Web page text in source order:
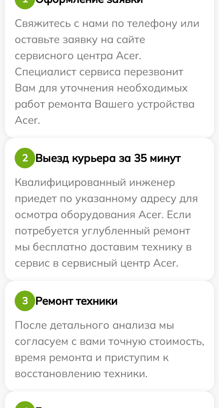
Свяжитесь с нами по телефону или
оставьте заявку на сайте
сервисного центра Acer.
Специалист сервиса перезвонит
Вам для уточнения необходимых
работ ремонта Вашего устройства
Acer.
2
Выезд курьера за 35 минут
Квалифицированный инженер
приедет по указанному адресу для
осмотра оборудования Acer. Если
потребуется углубленный ремонт
мы бесплатно доставим технику в
сервис в сервисный центр Acer.
3
Ремонт техники
После детального анализа мы
согласуем с вами точную стоимость,
время ремонта и приступим к
восстановлению техники.